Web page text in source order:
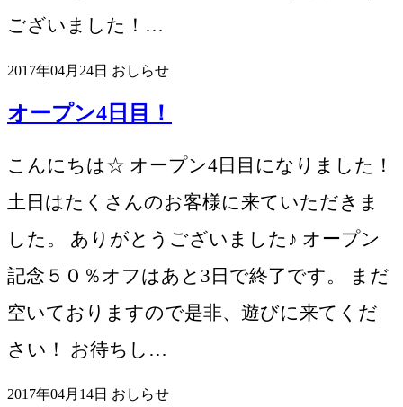
ございました！…
2017年04月24日 おしらせ
オープン4日目！
こんにちは☆ オープン4日目になりました！
土日はたくさんのお客様に来ていただきま
した。 ありがとうございました♪ オープン
記念５０％オフはあと3日で終了です。 まだ
空いておりますので是非、遊びに来てくだ
さい！ お待ちし…
2017年04月14日 おしらせ